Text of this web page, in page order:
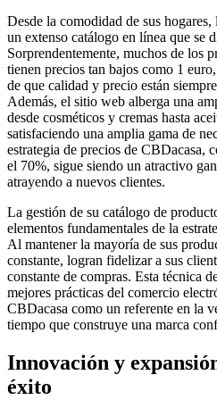
Desde la comodidad de sus
un extenso catálogo en línea que se
Sorprendentemente, muchos de los
tienen precios tan bajos como 1
de que calidad y precio están
Además, el sitio web alberga una
desde cosméticos y cremas hasta
satisfaciendo una amplia gama de
estrategia de precios de CBDacasa,
el 70%, sigue siendo un atractivo
atrayendo a nuevos clientes.
La gestión de su catálogo de
elementos fundamentales de la
Al mantener la mayoría de sus
constante, logran fidelizar a sus
constante de compras. Esta técnica
mejores prácticas del comercio
CBDacasa como un referente en la
tiempo que construye una marca
Innovación y
éxito